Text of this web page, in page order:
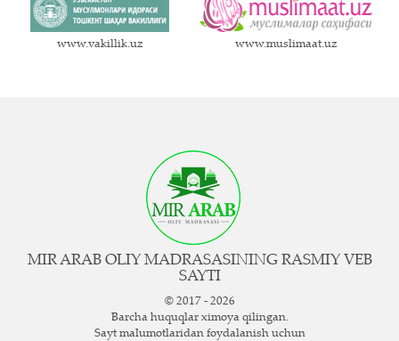
www.vakillik.uz www.muslimaat.uz
MIR ARAB OLIY MADRASASINING RASMIY VEB
SAYTI
© 2017 - 2026
Barcha huquqlar ximoya qilingan.
Sayt ma`lumotlaridan foydalanish uchun